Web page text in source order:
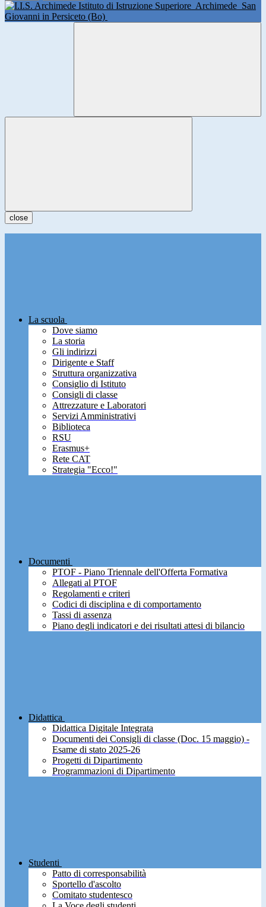
Istituto di Istruzione Superiore Archimede San
Giovanni in Persiceto (Bo)
close
La scuola
Dove siamo
La storia
Gli indirizzi
Dirigente e Staff
Struttura organizzativa
Consiglio di Istituto
Consigli di classe
Attrezzature e Laboratori
Servizi Amministrativi
Biblioteca
RSU
Erasmus+
Rete CAT
Strategia "Ecco!"
Documenti
PTOF - Piano Triennale dell'Offerta Formativa
Allegati al PTOF
Regolamenti e criteri
Codici di disciplina e di comportamento
Tassi di assenza
Piano degli indicatori e dei risultati attesi di bilancio
Didattica
Didattica Digitale Integrata
Documenti dei Consigli di classe (Doc. 15 maggio) -
Esame di stato 2025-26
Progetti di Dipartimento
Programmazioni di Dipartimento
Studenti
Patto di corresponsabilità
Sportello d'ascolto
Comitato studentesco